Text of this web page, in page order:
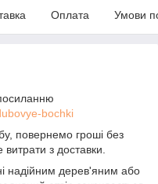
Оплата Умови
bochki
повернемо гроші без
з доставки.
надійним дерев'яним або